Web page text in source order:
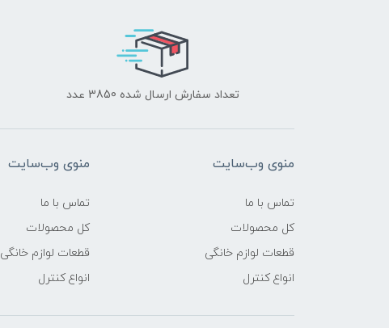
تعداد سفارش ارسال شده 3850 عدد
منوی وب‌سایت
تماس با ما
کل محصولات
قطعات لوازم خانگی
انواع کنترل
منوی وب‌سایت
تماس با ما
کل محصولات
قطعات لوازم خانگی
انواع کنترل